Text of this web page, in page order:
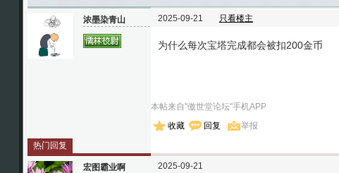
浓墨染青山 2025-09-21 只看楼主
为什么每次宝塔完成都会被扣200金币
本帖来自"傲世堂论坛"手机APP
收藏
回复
举报
热门回复
宏图霸业啊 2025-09-21